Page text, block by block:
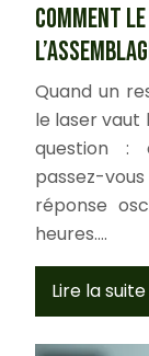
Comment
Quand un
le laser vaut
question :
passez-
réponse
heures….
Lire la suite